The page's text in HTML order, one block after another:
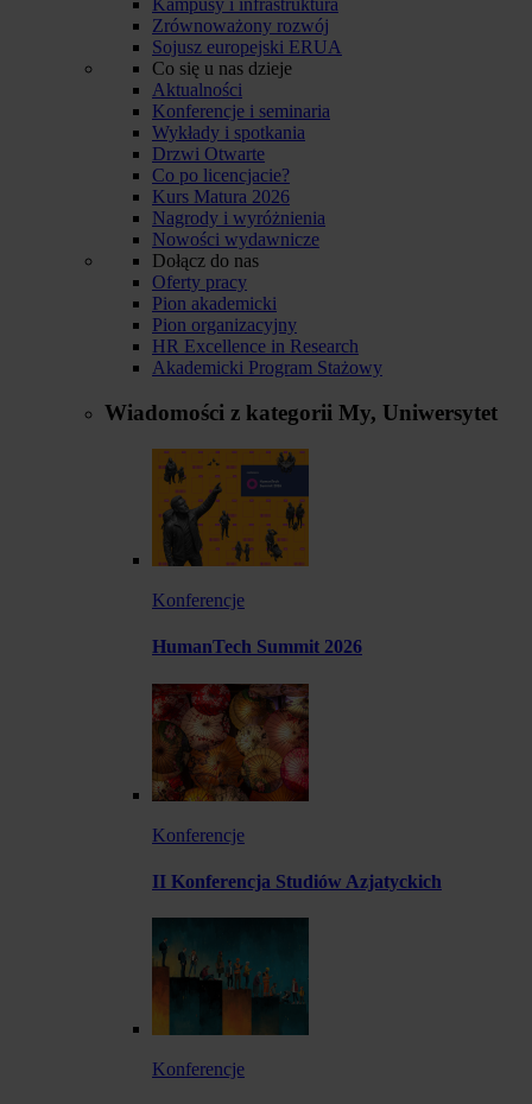
Zrównoważony rozwój
Sojusz europejski ERUA
Co się u nas dzieje
Aktualności
Konferencje i seminaria
Wykłady i spotkania
Drzwi Otwarte
Co po licencjacie?
Kurs Matura 2026
Nagrody i wyróżnienia
Nowości wydawnicze
Dołącz do nas
Oferty pracy
Pion akademicki
Pion organizacyjny
HR Excellence in Research
Akademicki Program Stażowy
Wiadomości z kategorii My, Uniwersytet
Konferencje
HumanTech Summit 2026
Konferencje
II Konferencja Studiów Azjatyckich
Konferencje